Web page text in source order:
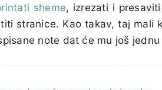
sheme, izrezati i
stranice. Kao takav, taj mali
note dat će mu još